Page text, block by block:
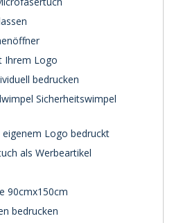
Ihrem Logo
bedrucken
Sicherheitswimpel
Logo bedruckt
als Werbeartikel
90cmx150cm
bedrucken